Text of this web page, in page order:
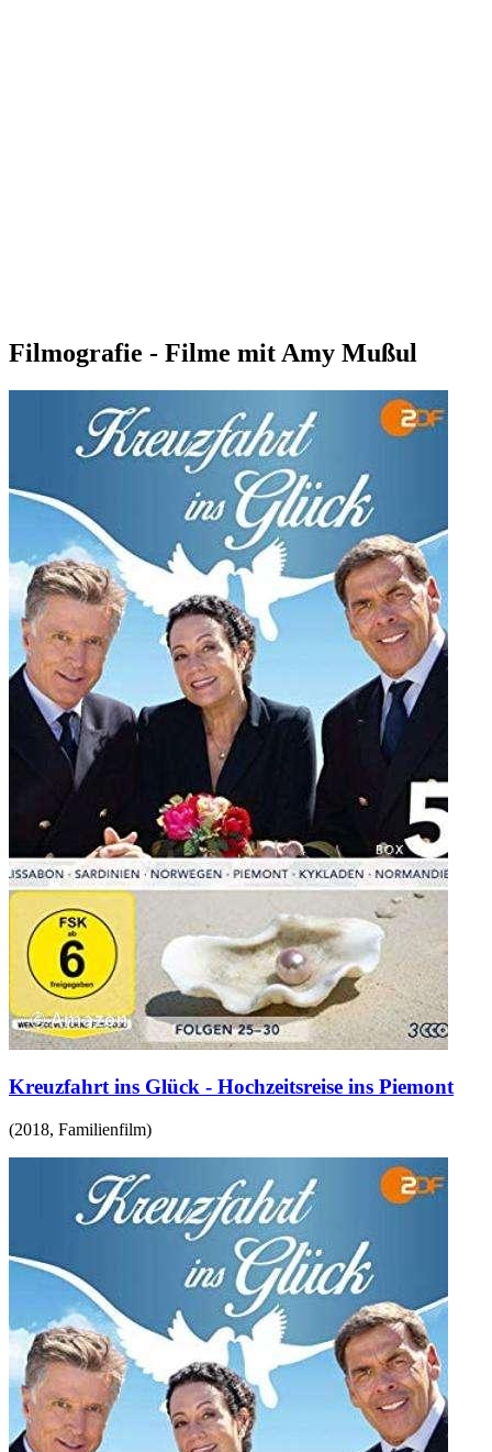
Filmografie - Filme mit Amy Mußul
Kreuzfahrt ins Glück - Hochzeitsreise ins Piemont
(2018, Familienfilm)